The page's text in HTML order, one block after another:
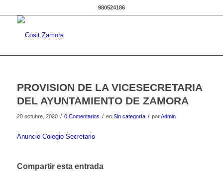
980524186
PROVISION DE LA VICESECRETARIA
DEL AYUNTAMIENTO DE ZAMORA
20 octubre, 2020 / 0 Comentarios / en Sin categoría / porAdmin
Anuncio Colegio Secretario
Compartir esta entrada